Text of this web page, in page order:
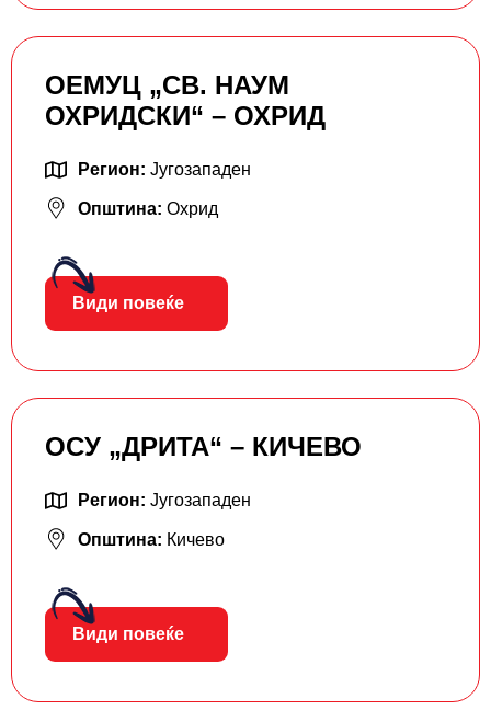
ОЕМУЦ „СВ. НАУМ
ОХРИДСКИ“ – ОХРИД
Регион: Југозападен
Општина: Охрид
Види повеќе
ОСУ „ДРИТА“ – КИЧЕВО
Регион: Југозападен
Општина: Кичево
Види повеќе